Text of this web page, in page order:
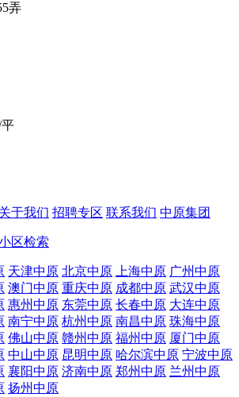
弄
关于我们 招聘专区 联系我们 中原集团
区检索
天津中原 北京中原 上海中原 广州中原
澳门中原 重庆中原 成都中原 武汉中原
惠州中原 东莞中原 长春中原 大连中原
南宁中原 杭州中原 南昌中原 珠海中原
佛山中原 赣州中原 福州中原 厦门中原
中山中原 昆明中原 哈尔滨中原 宁波中原
襄阳中原 济南中原 郑州中原 兰州中原
扬州中原